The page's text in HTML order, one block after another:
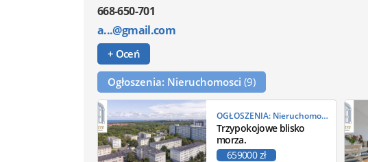
668-650-701
a...@gmail.com
+ Oceń
Ogłoszenia: Nieruchomosci (9)
OGŁOSZENIA: Nieruchomości
Trzypokojowe blisko
morza.
659000 zł